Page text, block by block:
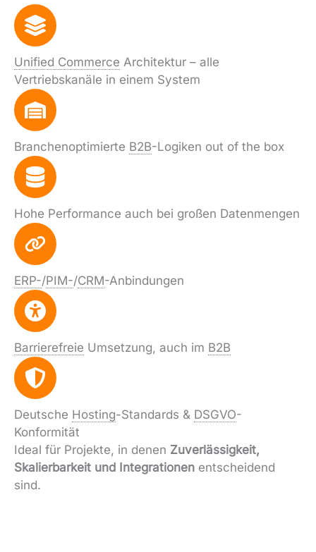
Unified Commerce Architektur – alle
Vertriebskanäle in einem System
Branchenoptimierte B2B-Logiken out of the box
Hohe Performance auch bei großen Datenmengen
ERP-/PIM-/CRM-Anbindungen
Barrierefreie Umsetzung, auch im B2B
Deutsche Hosting-Standards & DSGVO-
Konformität
Ideal für Projekte, in denen Zuverlässigkeit,
Skalierbarkeit und Integrationen entscheidend
sind.